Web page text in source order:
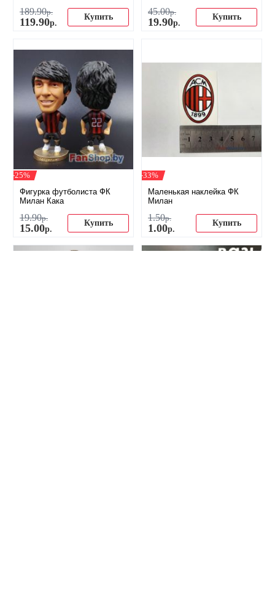
189.90р.
119.90р.
Купить
45.00р.
19.90р.
Купить
-25%
Фигурка футболиста ФК
Милан Кака
19.90р.
15.00р.
Купить
-33%
Маленькая наклейка ФК
Милан
1.50р.
1.00р.
Купить